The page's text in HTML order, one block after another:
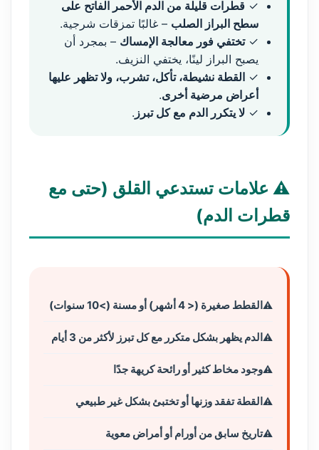
✓ قطرات قليلة من الدم الأحمر الفاتح على
سطح البراز الصلب – غالبًا تمزقات شرجية.
✓تختفي فور معالجة الإمساك – بمجرد أن
يصبح البراز لينًا، يختفي النزيف.
✓ القطة نشيطة، تأكل، تشرب، ولا تظهر عليها
أعراض مرضية أخرى.
✓ لا يتكرر الدم مع كل تبرز .
⚠️ علامات تستدعي القلق (حتى مع
قطرات الدم)
القطط صغيرة (< 4 أشهر) أو مسنة (>10 سنوات)
الدم يظهر بشكل متكرر مع كل تبرز لأكثر من 3 أيام
وجود مخاط كثير أو رائحة كريهة جدًا
القطة تفقد وزنها أو تختبئ بشكل غير طبيعي
تاريخ سابق من أورام أو أمراض معوية